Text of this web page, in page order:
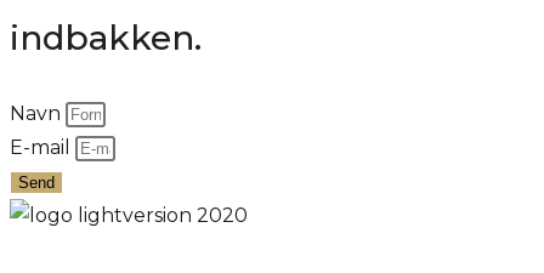
indbakken.
Navn
E-mail
Send